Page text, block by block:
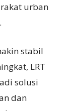
urban
stabil
LRT
solusi
dan